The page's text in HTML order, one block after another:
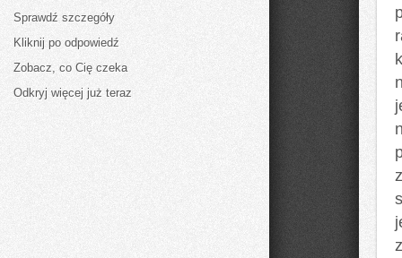
Sprawdź szczegóły
Kliknij po odpowiedź
Zobacz, co Cię czeka
Odkryj więcej już teraz